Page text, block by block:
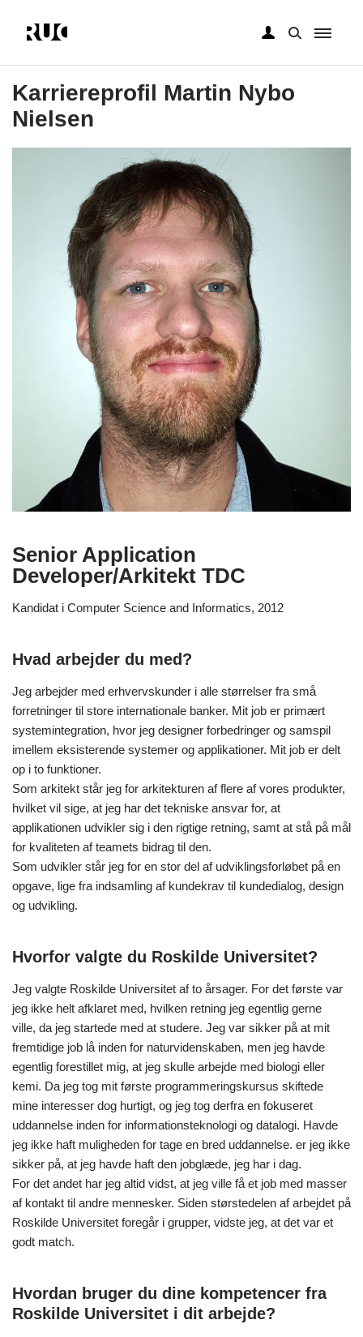
hovedindhold
Karriereprofil Martin Nybo
Nielsen
Senior Application
Developer/Arkitekt TDC
Kandidat i Computer Science and Informatics, 2012
Hvad arbejder du med?
Jeg arbejder med erhvervskunder i alle størrelser fra små
forretninger til store internationale banker. Mit job er primært
systemintegration, hvor jeg designer forbedringer og samspil
imellem eksisterende systemer og applikationer. Mit job er delt
op i to funktioner.
Som arkitekt står jeg for arkitekturen af flere af vores produkter,
hvilket vil sige, at jeg har det tekniske ansvar for, at
applikationen udvikler sig i den rigtige retning, samt at stå på mål
for kvaliteten af teamets bidrag til den.
Som udvikler står jeg for en stor del af udviklingsforløbet på en
opgave, lige fra indsamling af kundekrav til kundedialog, design
og udvikling.
Hvorfor valgte du Roskilde Universitet?
Jeg valgte Roskilde Universitet af to årsager. For det første var
jeg ikke helt afklaret med, hvilken retning jeg egentlig gerne
ville, da jeg startede med at studere. Jeg var sikker på at mit
fremtidige job lå inden for naturvidenskaben, men jeg havde
egentlig forestillet mig, at jeg skulle arbejde med biologi eller
kemi. Da jeg tog mit første programmeringskursus skiftede
mine interesser dog hurtigt, og jeg tog derfra en fokuseret
uddannelse inden for informationsteknologi og datalogi. Havde
jeg ikke haft muligheden for tage en bred uddannelse. er jeg ikke
sikker på, at jeg havde haft den jobglæde, jeg har i dag.
For det andet har jeg altid vidst, at jeg ville få et job med masser
af kontakt til andre mennesker. Siden størstedelen af arbejdet på
Roskilde Universitet foregår i grupper, vidste jeg, at det var et
godt match.
Hvordan bruger du dine kompetencer fra
Roskilde Universitet i dit arbejde?